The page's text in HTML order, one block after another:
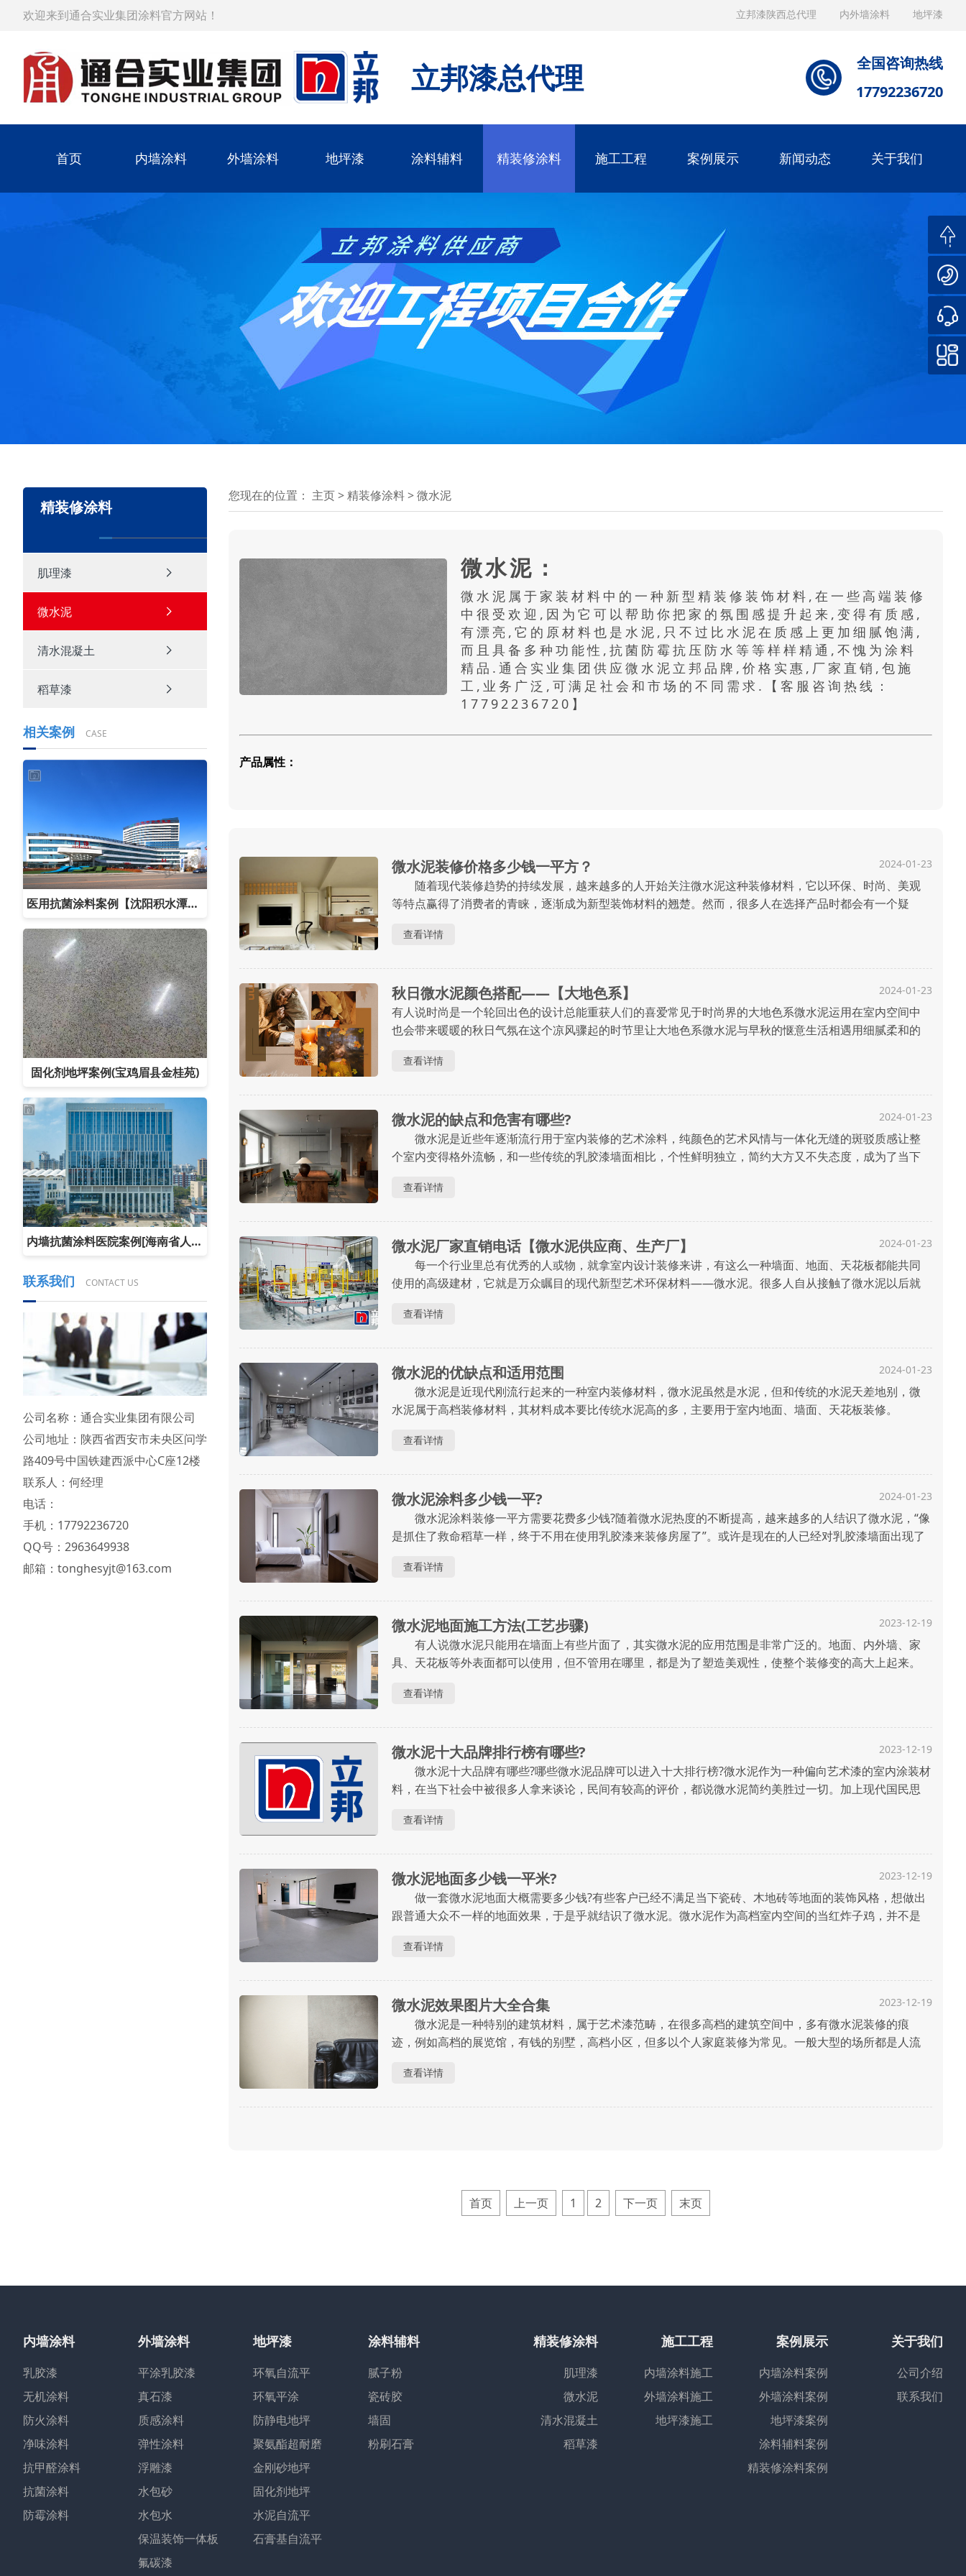
欢迎来到通合实业集团涂料官方网站！ 立邦漆陕西总代理 内外墙涂料 地坪漆
立邦漆总代理
全国咨询热线
17792236720
首页 内墙涂料 外墙涂料 地坪漆 涂料辅料 精装修涂料 施工工程 案例展示 新闻动态 关于我们
精装修涂料
肌理漆
微水泥
清水混凝土
稻草漆
相关案例 CASE
医用抗菌涂料案例【沈阳积水潭医院】
固化剂地坪案例(宝鸡眉县金桂苑)
内墙抗菌涂料医院案例[海南省人民医院]
联系我们 CONTACT US
公司名称：通合实业集团有限公司
公司地址：陕西省西安市未央区问学
路409号中国铁建西派中心C座12楼
联系人：何经理
电话：
手机：17792236720
QQ号：2963649938
邮箱：tonghesyjt@163.com
您现在的位置： 主页>精装修涂料>微水泥
微水泥：
微水泥属于家装材料中的一种新型精装修装饰材料,在一些高端装修
中很受欢迎,因为它可以帮助你把家的氛围感提升起来,变得有质感,
有漂亮,它的原材料也是水泥,只不过比水泥在质感上更加细腻饱满,
而且具备多种功能性,抗菌防霉抗压防水等等样样精通,不愧为涂料
精品.通合实业集团供应微水泥立邦品牌,价格实惠,厂家直销,包施
工,业务广泛,可满足社会和市场的不同需求.【客服咨询热线：
17792236720】
产品属性：
微水泥装修价格多少钱一平方？ 2024-01-23
随着现代装修趋势的持续发展，越来越多的人开始关注微水泥这种装修材料，它以环保、时尚、美观
等特点赢得了消费者的青睐，逐渐成为新型装饰材料的翘楚。然而，很多人在选择产品时都会有一个疑
装修前做好充足的准备和预算。 首先，了解......
查看详情
秋日微水泥颜色搭配——【大地色系】 2024-01-23
有人说时尚是一个轮回出色的设计总能重获人们的喜爱常见于时尚界的大地色系微水泥运用在室内空间中
也会带来暖暖的秋日气氛在这个凉风骤起的时节里让大地色系微水泥与早秋的惬意生活相遇用细腻柔和的
景中营造出岁月静好的恬静氛围当细腻温柔的淡米......
查看详情
微水泥的缺点和危害有哪些? 2024-01-23
微水泥是近些年逐渐流行用于室内装修的艺术涂料，纯颜色的艺术风情与一体化无缝的斑驳质感让整
个室内变得格外流畅，和一些传统的乳胶漆墙面相比，个性鲜明独立，简约大方又不失态度，成为了当下
识也存在不足，因而会好奇一些问题。人们观察一......
查看详情
微水泥厂家直销电话【微水泥供应商、生产厂】 2024-01-23
每一个行业里总有优秀的人或物，就拿室内设计装修来讲，有这么一种墙面、地面、天花板都能共同
使用的高级建材，它就是万众瞩目的现代新型艺术环保材料——微水泥。很多人自从接触了微水泥以后就
是，一些消费者开始想着了解市面上生产微水泥的厂......
查看详情
微水泥的优缺点和适用范围 2024-01-23
微水泥是近现代刚流行起来的一种室内装修材料，微水泥虽然是水泥，但和传统的水泥天差地别，微
水泥属于高档装修材料，其材料成本要比传统水泥高的多，主要用于室内地面、墙面、天花板装修。
有哪些优点和缺点?哪些环境适合用微水泥来装修......
查看详情
微水泥涂料多少钱一平? 2024-01-23
微水泥涂料装修一平方需要花费多少钱?随着微水泥热度的不断提高，越来越多的人结识了微水泥，“像
是抓住了救命稻草一样，终于不用在使用乳胶漆来装修房屋了”。或许是现在的人已经对乳胶漆墙面出现了
到处都是咨询微水泥价格的问题。今天通合......
查看详情
微水泥地面施工方法(工艺步骤) 2023-12-19
有人说微水泥只能用在墙面上有些片面了，其实微水泥的应用范围是非常广泛的。地面、内外墙、家
具、天花板等外表面都可以使用，但不管用在哪里，都是为了塑造美观性，使整个装修变的高大上起来。
念。那么，微水泥地面是怎么施工的?施工方法是如......
查看详情
微水泥十大品牌排行榜有哪些? 2023-12-19
微水泥十大品牌有哪些?哪些微水泥品牌可以进入十大排行榜?微水泥作为一种偏向艺术漆的室内涂装材
料，在当下社会中被很多人拿来谈论，民间有较高的评价，都说微水泥简约美胜过一切。加上现代国民思
很适合这类人群观念。 紧接着这些用户开......
查看详情
微水泥地面多少钱一平米? 2023-12-19
做一套微水泥地面大概需要多少钱?有些客户已经不满足当下瓷砖、木地砖等地面的装饰风格，想做出
跟普通大众不一样的地面效果，于是乎就结识了微水泥。微水泥作为高档室内空间的当红炸子鸡，并不是
少钱一平米? 结合当下市场行情来看，微水......
查看详情
微水泥效果图片大全合集 2023-12-19
微水泥是一种特别的建筑材料，属于艺术漆范畴，在很多高档的建筑空间中，多有微水泥装修的痕
迹，例如高档的展览馆，有钱的别墅，高档小区，但多以个人家庭装修为常见。一般大型的场所都是人流
使用微水泥装修的家庭会有一种莫名的舒适感。 ......
查看详情
首页 上一页 1 2 下一页 末页
内墙涂料
乳胶漆
无机涂料
防火涂料
净味涂料
抗甲醛涂料
抗菌涂料
防霉涂料
外墙涂料
平涂乳胶漆
真石漆
质感涂料
弹性涂料
浮雕漆
水包砂
水包水
保温装饰一体板
氟碳漆
地坪漆
环氧自流平
环氧平涂
防静电地坪
聚氨酯超耐磨
金刚砂地坪
固化剂地坪
水泥自流平
石膏基自流平
涂料辅料
腻子粉
瓷砖胶
墙固
粉刷石膏
精装修涂料
肌理漆
微水泥
清水混凝土
稻草漆
施工工程
内墙涂料施工
外墙涂料施工
地坪漆施工
案例展示
内墙涂料案例
外墙涂料案例
地坪漆案例
涂料辅料案例
精装修涂料案例
关于我们
公司介绍
联系我们